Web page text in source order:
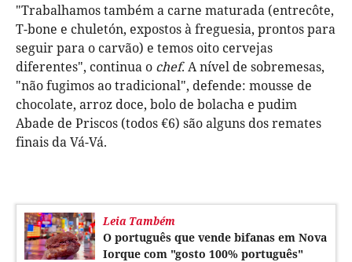
"Trabalhamos também a carne maturada (entrecôte,
T-bone e chuletón, expostos à freguesia, prontos para
seguir para o carvão) e temos oito cervejas
diferentes", continua o chef. A nível de sobremesas,
"não fugimos ao tradicional", defende: mousse de
chocolate, arroz doce, bolo de bolacha e pudim
Abade de Priscos (todos €6) são alguns dos remates
finais da Vá-Vá.
Leia Também
O português que vende bifanas em Nova
Iorque com "gosto 100% português"